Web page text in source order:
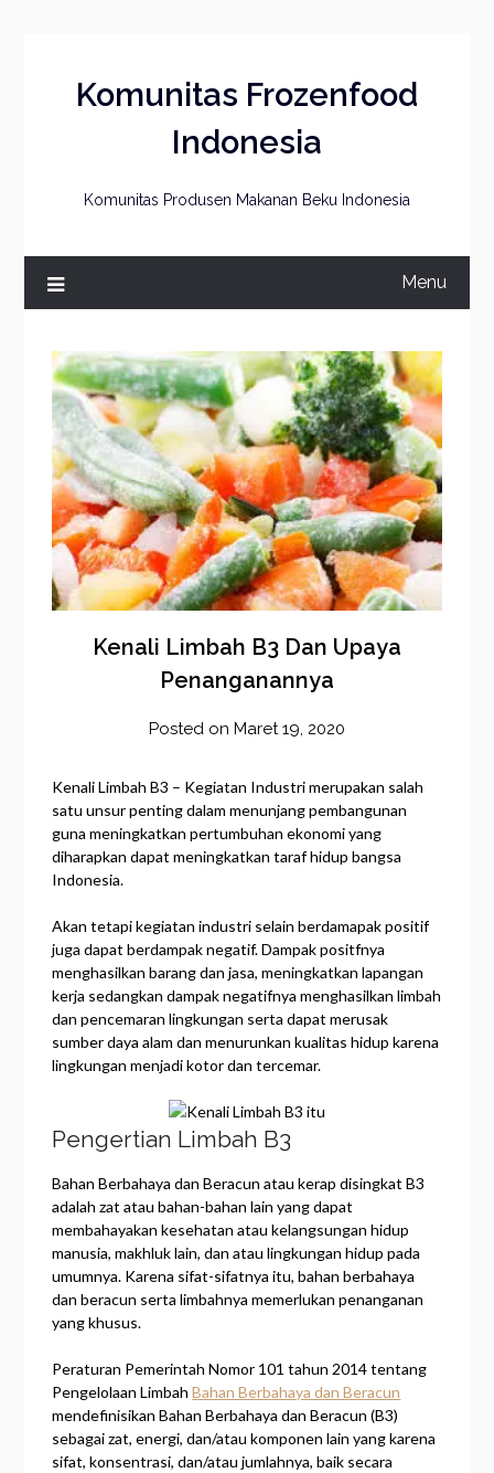
Komunitas Frozenfood
Indonesia
Komunitas Produsen Makanan Beku Indonesia
Menu
Kenali Limbah B3 Dan Upaya
Penanganannya
Posted on Maret 19, 2020
Kenali Limbah B3 – Kegiatan Industri merupakan salah
satu unsur penting dalam menunjang pembangunan
guna meningkatkan pertumbuhan ekonomi yang
diharapkan dapat meningkatkan taraf hidup bangsa
Indonesia.
Akan tetapi kegiatan industri selain berdamapak positif
juga dapat berdampak negatif. Dampak positfnya
menghasilkan barang dan jasa, meningkatkan lapangan
kerja sedangkan dampak negatifnya menghasilkan limbah
dan pencemaran lingkungan serta dapat merusak
sumber daya alam dan menurunkan kualitas hidup karena
lingkungan menjadi kotor dan tercemar.
Pengertian Limbah B3
Bahan Berbahaya dan Beracun atau kerap disingkat B3
adalah zat atau bahan-bahan lain yang dapat
membahayakan kesehatan atau kelangsungan hidup
manusia, makhluk lain, dan atau lingkungan hidup pada
umumnya. Karena sifat-sifatnya itu, bahan berbahaya
dan beracun serta limbahnya memerlukan penanganan
yang khusus.
Peraturan Pemerintah Nomor 101 tahun 2014 tentang
Pengelolaan LimbahBahan Berbahaya dan Beracun
mendefinisikan Bahan Berbahaya dan Beracun (B3)
sebagai zat, energi, dan/atau komponen lain yang karena
sifat, konsentrasi, dan/atau jumlahnya, baik secara